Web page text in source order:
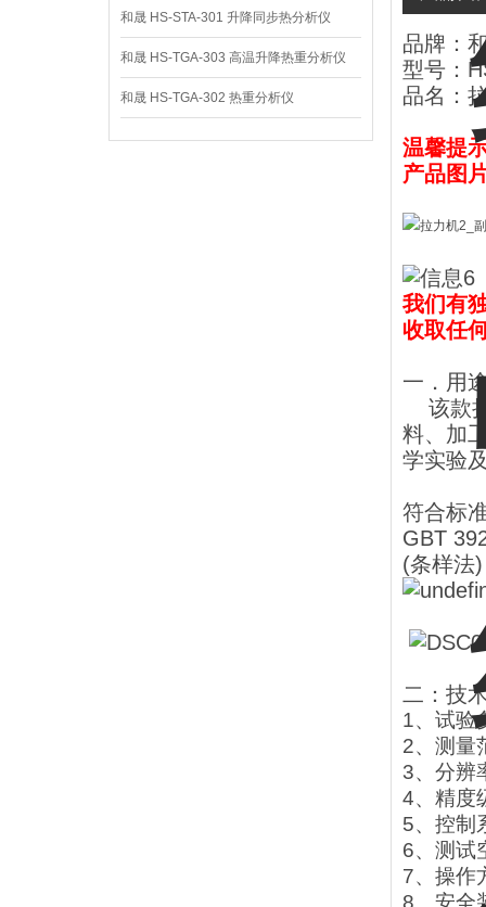
和晟 HS-STA-301 升降同步热分析仪
和晟 HS-TGA-303 高温升降热重分析仪
和晟 HS-TGA-302 热重分析仪
品牌：
型号：
品名：
温馨提
产品图
我们有
收取任
一．用
该款
料、加
学实验
符合标
GBT
(条样法)
二：技
1、试验
2、测量
3、分辨
4、精度
5、控制
6、测试
7、操作
8、安全